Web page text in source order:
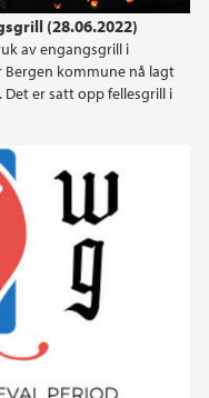
(28.06.2022)
av engangsgrill i
Bergen kommune nå lagt
er satt opp fellesgrill i